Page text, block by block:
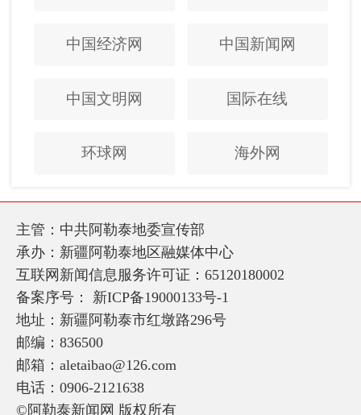
中国经济网 中国新闻网
中国文明网 国际在线
环球网 海外网
主管：中共阿勒泰地委宣传部
承办：新疆阿勒泰地区融媒体中心
互联网新闻信息服务许可证：65120180002
备案序号： 新ICP备19000133号-1
地址：新疆阿勒泰市红墩路296号
邮编：836500
邮箱：aletaibao@126.com
电话：0906-2121638
©阿勒泰新闻网 版权所有